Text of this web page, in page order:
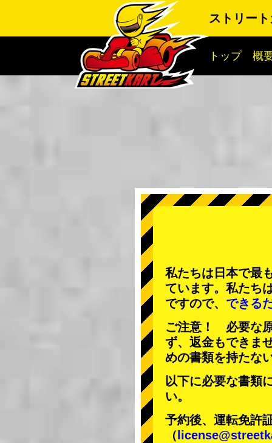
ストリー
トップ 概
私たちは日本で最
ています。私たち
ですので、 できる
ご注意！ 必要な
ず、返金もできま
めの書類を持たな
以下に必要な書類
い。
予約後、運転免許
（